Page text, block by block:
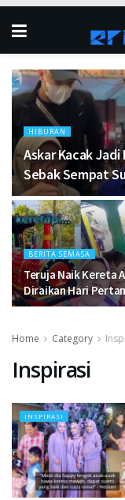
HIBURAN
Askar Kacak
Sebak Sempat
BERITA SEMASA
Teruja Naik Kereta
Diraikan Hari
Home Category
Inspirasi
INSPIRASI